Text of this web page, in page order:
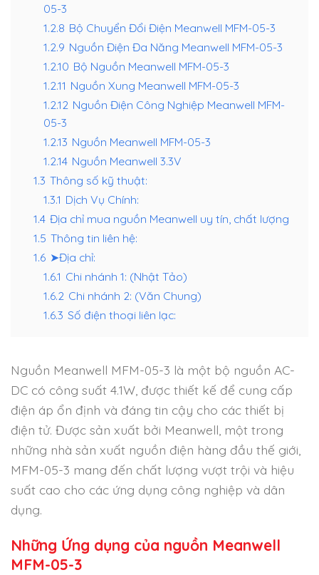
05-3
1.2.8 Bộ Chuyển Đổi Điện Meanwell MFM-05-3
1.2.9 Nguồn Điện Đa Năng Meanwell MFM-05-3
1.2.10 Bộ Nguồn Meanwell MFM-05-3
1.2.11 Nguồn Xung Meanwell MFM-05-3
1.2.12 Nguồn Điện Công Nghiệp Meanwell MFM-
05-3
1.2.13 Nguồn Meanwell MFM-05-3
1.2.14 Nguồn Meanwell 3.3V
1.3 Thông số kỹ thuật:
1.3.1 Dịch Vụ Chính:
1.4 Địa chỉ mua nguồn Meanwell uy tín, chất lượng
1.5 Thông tin liên hệ:
1.6 ➤Địa chỉ:
1.6.1 Chi nhánh 1: (Nhật Tảo)
1.6.2 Chi nhánh 2: (Văn Chung)
1.6.3 Số điện thoại liên lạc:
Nguồn Meanwell MFM-05-3 là một bộ nguồn AC-
DC có công suất 4.1W, được thiết kế để cung cấp
điện áp ổn định và đáng tin cậy cho các thiết bị
điện tử. Được sản xuất bởi Meanwell, một trong
những nhà sản xuất nguồn điện hàng đầu thế giới,
MFM-05-3 mang đến chất lượng vượt trội và hiệu
suất cao cho các ứng dụng công nghiệp và dân
dụng.
Những Ứng dụng của nguồn Meanwell
MFM-05-3